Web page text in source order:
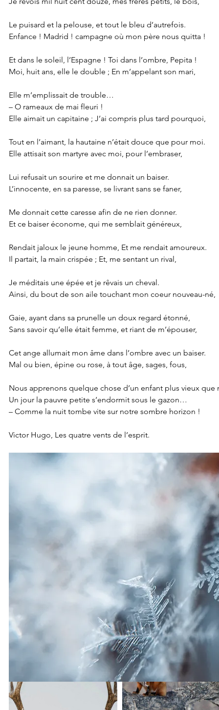
Le puisard et la pelouse, et tout le bleu d’autrefois.
Enfance ! Madrid ! campagne où mon père nous quitta !
Et dans le soleil, l’Espagne ! Toi dans l’ombre, Pepita !
Moi, huit ans, elle le double ; En m’appelant son mari,
Elle m’emplissait de trouble…
– O rameaux de mai fleuri !
Elle aimait un capitaine ; J’ai compris plus tard pourquoi,
Tout en l’aimant, la hautaine n’était douce que pour moi.
Elle attisait son martyre avec moi, pour l’embraser,
Lui refusait un sourire et me donnait un baiser.
L’innocente, en sa paresse, se livrant sans se faner,
Me donnait cette caresse afin de ne rien donner.
Et ce baiser économe, qui me semblait généreux,
Rendait jaloux le jeune homme, Et me rendait amoureux.
Il partait, la main crispée ; Et, me sentant un rival,
Je méditais une épée et je rêvais un cheval.
Ainsi, du bout de son aile touchant mon coeur nouveau-né,
Gaie, ayant dans sa prunelle un doux regard étonné,
Sans savoir qu’elle était femme, et riant de m’épouser,
Cet ange allumait mon âme dans l’ombre avec un baiser.
Mal ou bien, épine ou rose, à tout âge, sages, fous,
Nous apprenons quelque chose d’un enfant plus vieux que
Un jour la pauvre petite s’endormit sous le gazon…
– Comme la nuit tombe vite sur notre sombre horizon !
Victor Hugo, Les quatre vents de l’esprit.